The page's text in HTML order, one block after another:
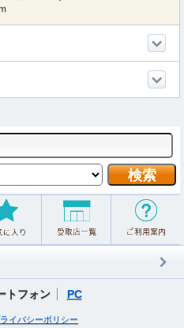
トフォン PC
イバシーポリシー